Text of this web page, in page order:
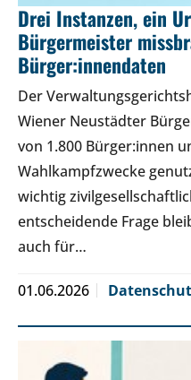
Drei Instanzen, ein
Bürgermeister
Bürger:innendaten
Der
Wiener Neustädter
von 1.800 Bürger:innen
Wahlkampfzwecke
wichtig
entscheidende Frage
auch für…
01.06.2026